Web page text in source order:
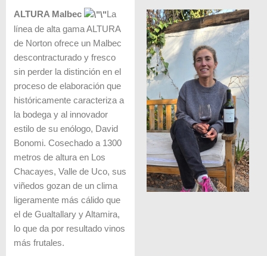
ALTURA Malbec
La
línea de alta gamaALTURA
de Nortonofrece un Malbec
descontracturado y fresco
sin perder la distinción en el
proceso de elaboración que
históricamente caracteriza a
la bodega y al innovador
estilo de su enólogo, David
Bonomi. Cosechado a 1300
metros de altura en Los
Chacayes, Valle de Uco, sus
viñedos gozan de un clima
ligeramente más cálido que
el de Gualtallary y Altamira,
lo que da por resultado vinos
más frutales.